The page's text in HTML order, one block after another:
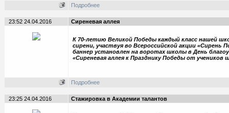
Подробнее
23:52 24.04.2016 Сиреневая аллея
К 70-летию Великой Победы каждый класс нашей
сирени, участвуя во Всероссийской акции «Сирень
баннер установлен на воротах школы в День
«Сиреневая аллея к Празднику Победы от учеников
Подробнее
23:25 24.04.2016 Стажировка в Академии талантов